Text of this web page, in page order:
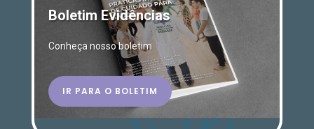
Boletim Evidências
Conheça nosso boletim
IR PARA O BOLETIM